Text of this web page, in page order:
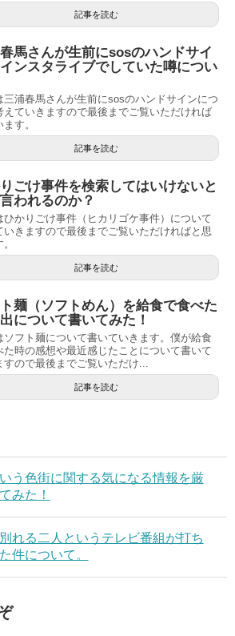
記事を読む
馬さんが生前にsosのハンドサイ
ンスタライブでしていた噂につい
三浦春馬さんが生前にsosのハンドサインにつ
えていきますので最後までご覧いただければ
す。
記事を読む
ごけ事件を検索してはいけないと
われるのか？
ひかりごけ事件（ヒカリゴケ事件）について
いきますので最後までご覧いただければと思
記事を読む
麺（ソフトめん）を給食で食べた
について書いてみた！
ソフト麺について書いていきます。僕が給食
た時の感想や最近感じたことについて書いて
すので最後までご覧いただけ...
記事を読む
う色街に関する気になる情報を厳
みた！
れる二人というテレビ番組が打ち
件について。